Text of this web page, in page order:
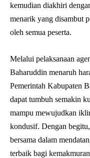
kemudian diakhiri
menarik yang disambut
oleh semua peserta.
Melalui pelaksanaan
Baharuddin menaruh
Pemerintah Kabupaten
dapat tumbuh semakin
mampu mewujudkan
kondusif. Dengan
bersama dalam
terbaik bagi